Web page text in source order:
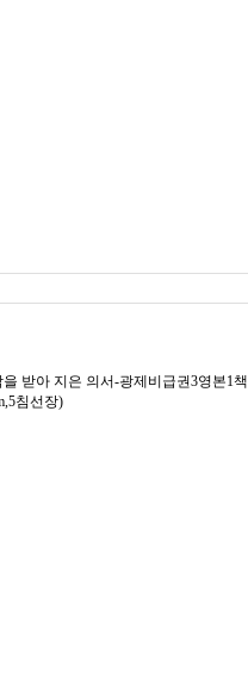
받아 지은 의서-광제비급권3영본1책
침선장)